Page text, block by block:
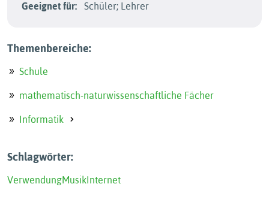
Geeignet für:
Schüler; Lehrer
Themenbereiche:
Schule
mathematisch-naturwissenschaftliche Fächer
Informatik
Schlagwörter:
VerwendungMusikInternet